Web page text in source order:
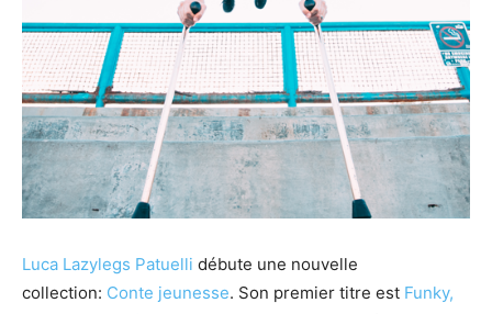
Luca Lazylegs Patuelli débute une nouvelle
collection: Conte jeunesse. Son premier titre est Funky,